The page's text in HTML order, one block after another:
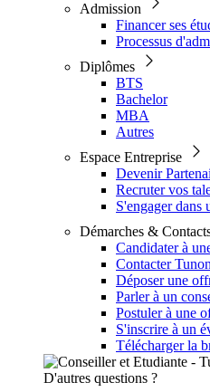
Admission
Financer ses
Processus
Diplômes
BTS
Bachelor
MBA
Autres
Espace Entreprise
Devenir
Recruter vos
S'engager dans
Démarches &
Candidater à
Contacter Tunon
Déposer une
Parler à un
Postuler à une
S'inscrire à un
Télécharger la
D'autres questions ?